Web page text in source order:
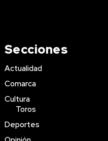
Secciones
Actualidad
Comarca
Cultura
Toros
Deportes